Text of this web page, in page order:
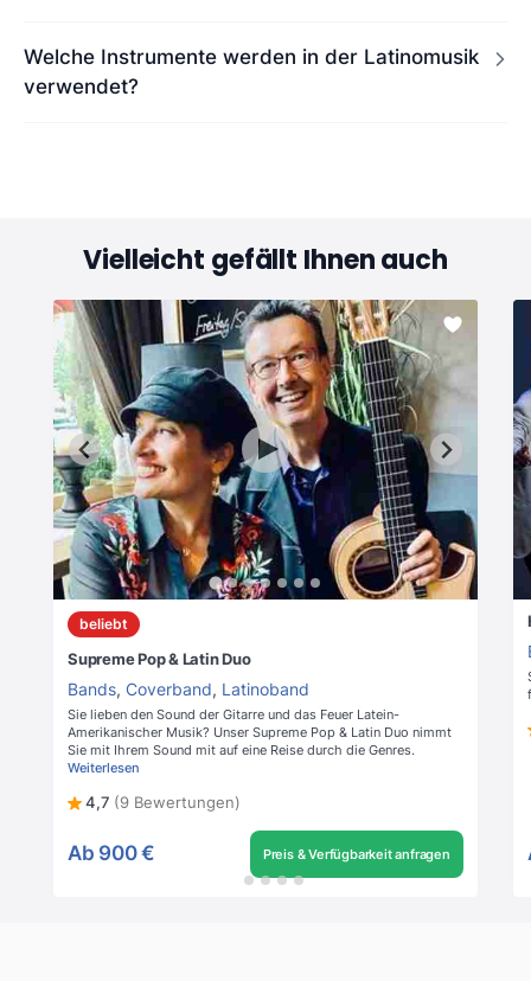
Welche Instrumente werden in der Latinomusik
verwendet?
Vielleicht gefällt Ihnen auch
beliebt
Supreme Pop & Latin Duo
Bands, Coverband, Latinoband
Sie lieben den Sound der Gitarre und das Feuer Latein-
Amerikanischer Musik? Unser Supreme Pop & Latin Duo nimmt
Sie mit Ihrem Sound mit auf eine Reise durch die Genres.
Weiterlesen
4,7 (9 Bewertungen)
Ab 900 € Preis & Verfügbarkeit anfragen